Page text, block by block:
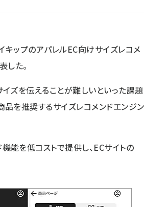
キップのアパレルEC向けサイズレコメ
した。
ズを伝えることが難しいといった課題
を推奨するサイズレコメンドエンジン
能を低コストで提供し、ECサイトの